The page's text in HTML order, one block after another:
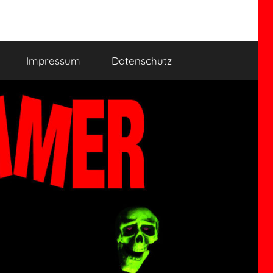
Impressum Datenschutz